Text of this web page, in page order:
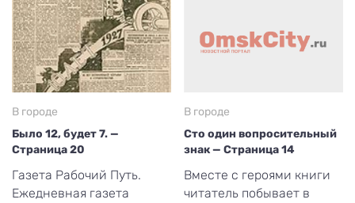
В городе
Было 12, будет 7. —
Страница 20
Газета Рабочий Путь.
Ежедневная газета
В городе
Сто один вопросительный
знак — Страница 14
Вместе с героями книги
читатель побывает в